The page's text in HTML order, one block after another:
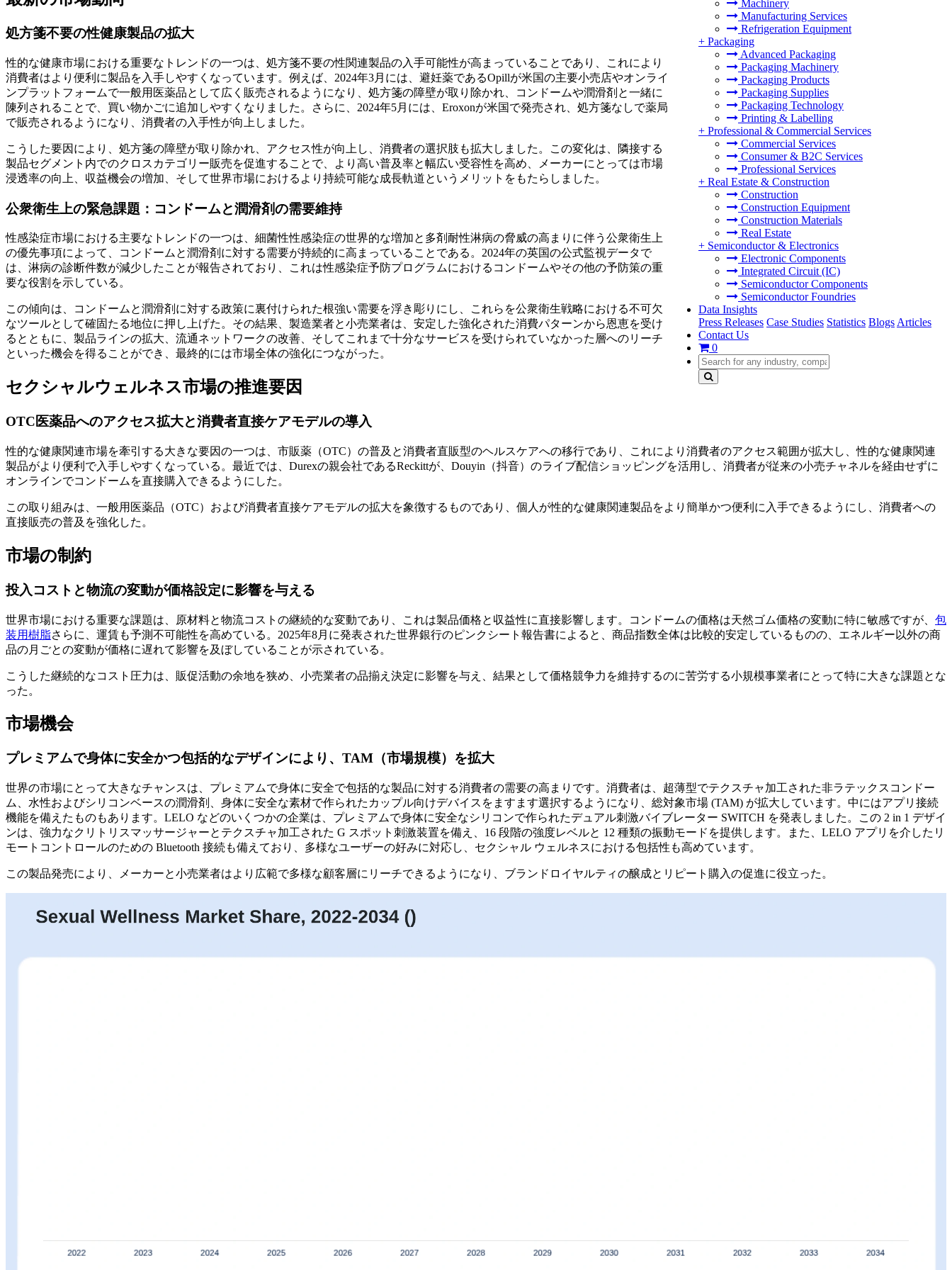
Machinery
Manufacturing Services
Refrigeration Equipment
+ Packaging
Advanced Packaging
Packaging Machinery
Packaging Products
Packaging Supplies
Packaging Technology
Printing & Labelling
+ Professional & Commercial Services
Commercial Services
Consumer & B2C Services
Professional Services
+ Real Estate & Construction
Construction
Construction Equipment
Construction Materials
Real Estate
+ Semiconductor & Electronics
Electronic Components
Integrated Circuit (IC)
Semiconductor Components
Semiconductor Foundries
Data Insights
Press Releases Case Studies Statistics Blogs Articles
Contact Us
0
処方箋不要の性健康製品の拡大
性的な健康市場における重要なトレンドの一つは、処方箋不要の性関連製品の入手可能性が高まっていることであり、これにより
消費者はより便利に製品を入手しやすくなっています。例えば、2024年3月には、避妊薬であるOpillが米国の主要小売店やオンライ
ンプラットフォームで一般用医薬品として広く販売されるようになり、処方箋の障壁が取り除かれ、コンドームや潤滑剤と一緒に
陳列されることで、買い物かごに追加しやすくなりました。さらに、2024年5月には、Eroxonが米国で発売され、処方箋なしで薬局
で販売されるようになり、消費者の入手性が向上しました。
こうした要因により、処方箋の障壁が取り除かれ、アクセス性が向上し、消費者の選択肢も拡大しました。この変化は、隣接する
製品セグメント内でのクロスカテゴリー販売を促進することで、より高い普及率と幅広い受容性を高め、メーカーにとっては市場
浸透率の向上、収益機会の増加、そして世界市場におけるより持続可能な成長軌道というメリットをもたらしました。
公衆衛生上の緊急課題：コンドームと潤滑剤の需要維持
性感染症市場における主要なトレンドの一つは、細菌性性感染症の世界的な増加と多剤耐性淋病の脅威の高まりに伴う公衆衛生上
の優先事項によって、コンドームと潤滑剤に対する需要が持続的に高まっていることである。2024年の英国の公式監視データで
は、淋病の診断件数が減少したことが報告されており、これは性感染症予防プログラムにおけるコンドームやその他の予防策の重
要な役割を示している。
この傾向は、コンドームと潤滑剤に対する政策に裏付けられた根強い需要を浮き彫りにし、これらを公衆衛生戦略における不可欠
なツールとして確固たる地位に押し上げた。その結果、製造業者と小売業者は、安定した強化された消費パターンから恩恵を受け
るとともに、製品ラインの拡大、流通ネットワークの改善、そしてこれまで十分なサービスを受けられていなかった層へのリーチ
といった機会を得ることができ、最終的には市場全体の強化につながった。
セクシャルウェルネス市場の推進要因
OTC医薬品へのアクセス拡大と消費者直接ケアモデルの導入
性的な健康関連市場を牽引する大きな要因の一つは、市販薬（OTC）の普及と消費者直販型のヘルスケアへの移行であり、これにより消費者のアクセス範囲が拡大し、性的な健康関連
製品がより便利で入手しやすくなっている。最近では、Durexの親会社であるReckittが、Douyin（抖音）のライブ配信ショッピングを活用し、消費者が従来の小売チャネルを経由せずに
オンラインでコンドームを直接購入できるようにした。
この取り組みは、一般用医薬品（OTC）および消費者直接ケアモデルの拡大を象徴するものであり、個人が性的な健康関連製品をより簡単かつ便利に入手できるようにし、消費者への
直接販売の普及を強化した。
市場の制約
投入コストと物流の変動が価格設定に影響を与える
世界市場における重要な課題は、原材料と物流コストの継続的な変動であり、これは製品価格と収益性に直接影響します。コンドームの価格は天然ゴム価格の変動に特に敏感ですが、 包
装用樹脂さらに、運賃も予測不可能性を高めている。2025年8月に発表された世界銀行のピンクシート報告書によると、商品指数全体は比較的安定しているものの、エネルギー以外の商
品の月ごとの変動が価格に遅れて影響を及ぼしていることが示されている。
こうした継続的なコスト圧力は、販促活動の余地を狭め、小売業者の品揃え決定に影響を与え、結果として価格競争力を維持するのに苦労する小規模事業者にとって特に大きな課題とな
った。
市場機会
プレミアムで身体に安全かつ包括的なデザインにより、TAM（市場規模）を拡大
世界の市場にとって大きなチャンスは、プレミアムで身体に安全で包括的な製品に対する消費者の需要の高まりです。消費者は、超薄型でテクスチャ加工された非ラテックスコンドー
ム、水性およびシリコンベースの潤滑剤、身体に安全な素材で作られたカップル向けデバイスをますます選択するようになり、総対象市場 (TAM) が拡大しています。中にはアプリ接続
機能を備えたものもあります。LELO などのいくつかの企業は、プレミアムで身体に安全なシリコンで作られたデュアル刺激バイブレーター SWITCH を発表しました。この 2 in 1 デザイ
ンは、強力なクリトリスマッサージャーとテクスチャ加工された G スポット刺激装置を備え、16 段階の強度レベルと 12 種類の振動モードを提供します。また、LELO アプリを介したリ
モートコントロールのための Bluetooth 接続も備えており、多様なユーザーの好みに対応し、セクシャル ウェルネスにおける包括性も高めています。
この製品発売により、メーカーと小売業者はより広範で多様な顧客層にリーチできるようになり、ブランドロイヤルティの醸成とリピート購入の促進に役立った。